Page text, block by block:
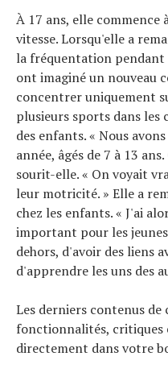
À 17 ans, elle
vitesse. Lorsqu'elle a
la fréquentation pendant
ont imaginé un nouveau
concentrer uniquement
plusieurs sports dans
des enfants. « Nous
année, âgés de 7 à 13
sourit-elle. « On voyait
leur motricité. » Elle a
chez les enfants. « J'ai
important pour les
dehors, d'avoir des liens
d'apprendre les uns des
Les derniers contenus de
fonctionnalités, critiques
directement dans votre
Actualités
Technologies
Tests de produits
Conseils
Tendances
Tous nos articles